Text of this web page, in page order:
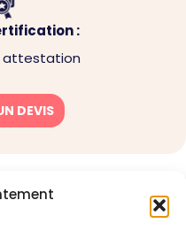
:
attestation
DEVIS